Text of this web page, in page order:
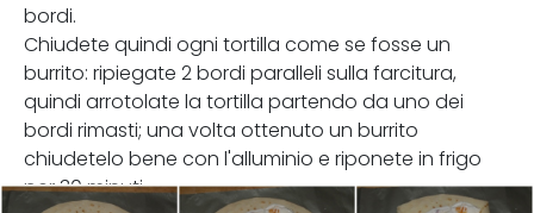
bordi.
Chiudete quindi ogni tortilla come se fosse un
burrito: ripiegate 2 bordi paralleli sulla farcitura,
quindi arrotolate la tortilla partendo da uno dei
bordi rimasti; una volta ottenuto un burrito
chiudetelo bene con l'alluminio e riponete in frigo
per 30 minuti.